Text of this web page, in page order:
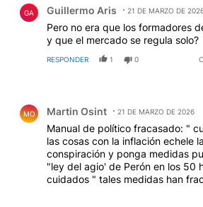
GA Guillermo Aris 21 DE MARZO DE
Pero no era que los formadores
y que el mercado se regula solo?
RESPONDER 1 0
MO Martin Osint 21 DE MARZO DE 2026
Manual de político fracasado: "
las cosas con la inflación echele
conspiración y ponga medidas
"ley del agio' de Perón en los 50 hasta los
cuidados " tales medidas han
aumentaron pues aumentan los